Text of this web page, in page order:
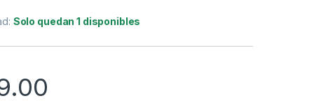
Solo quedan 1 disponibles